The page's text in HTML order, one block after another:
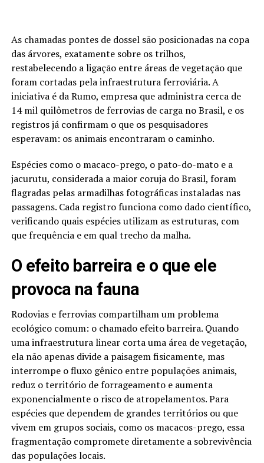
As chamadas pontes de dossel são posicionadas na copa
das árvores, exatamente sobre os trilhos,
restabelecendo a ligação entre áreas de vegetação que
foram cortadas pela infraestrutura ferroviária. A
iniciativa é da Rumo, empresa que administra cerca de
14 mil quilômetros de ferrovias de carga no Brasil, e os
registros já confirmam o que os pesquisadores
esperavam: os animais encontraram o caminho.
Espécies como o macaco-prego, o pato-do-mato e a
jacurutu, considerada a maior coruja do Brasil, foram
flagradas pelas armadilhas fotográficas instaladas nas
passagens. Cada registro funciona como dado científico,
verificando quais espécies utilizam as estruturas, com
que frequência e em qual trecho da malha.
O efeito barreira e o que ele
provoca na fauna
Rodovias e ferrovias compartilham um problema
ecológico comum: o chamado efeito barreira. Quando
uma infraestrutura linear corta uma área de vegetação,
ela não apenas divide a paisagem fisicamente, mas
interrompe o fluxo gênico entre populações animais,
reduz o território de forrageamento e aumenta
exponencialmente o risco de atropelamentos. Para
espécies que dependem de grandes territórios ou que
vivem em grupos sociais, como os macacos-prego, essa
fragmentação compromete diretamente a sobrevivência
das populações locais.